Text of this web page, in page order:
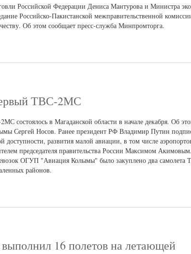
Российской Федерации Дениса Мантурова и Министра
Российско-Пакистанской межправительственной
Об этом сообщает пресс-служба Минпромторга.
ТВС-2МС
состоялось в Магаданской области в начале декабря. Об
Сергей Носов. Ранее президент РФ Владимир Путин
развития малой авиации, в том числе
председателя правительства России Максимом
ОГУП "Авиация Колымы" было закуплено два
районов.
выполнил 16 полетов на летающей